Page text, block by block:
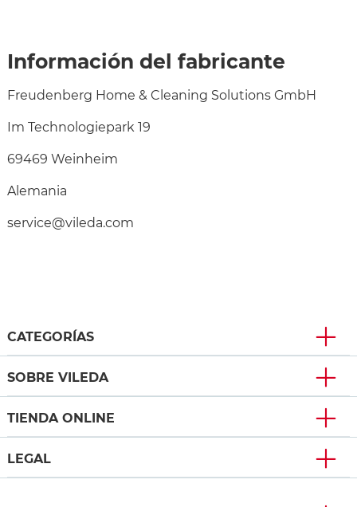
Información del fabricante
Freudenberg Home & Cleaning Solutions GmbH
Im Technologiepark 19
69469 Weinheim
Alemania
service@vileda.com
CATEGORÍAS
SOBRE VILEDA
TIENDA ONLINE
LEGAL